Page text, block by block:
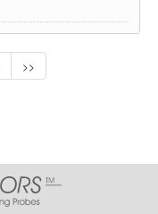
>>